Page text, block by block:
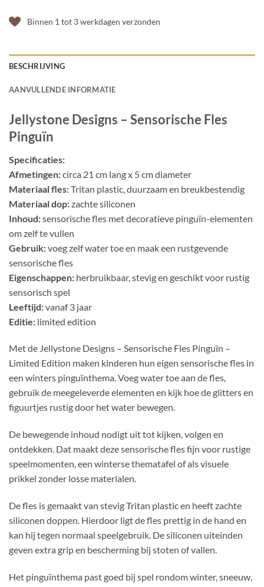
Binnen 1 tot 3 werkdagen verzonden
BESCHRIJVING
AANVULLENDE INFORMATIE
Jellystone Designs – Sensorische Fles
Pinguïn
Specificaties:
Afmetingen:circa 21 cm lang x 5 cm diameter
Materiaal fles:Tritan plastic, duurzaam en breukbestendig
Materiaal dop:zachte siliconen
Inhoud:sensorische fles met decoratieve pinguïn-elementen
om zelf te vullen
Gebruik:voeg zelf water toe en maak een rustgevende
sensorische fles
Eigenschappen: herbruikbaar, stevig en geschikt voor rustig
sensorisch spel
Leeftijd:vanaf 3 jaar
Editie: limited edition
Met de Jellystone Designs – Sensorische Fles Pinguïn –
Limited Edition maken kinderen hun eigen sensorische fles in
een winters pinguïnthema. Voeg water toe aan de fles,
gebruik de meegeleverde elementen en kijk hoe de glitters en
figuurtjes rustig door het water bewegen.
De bewegende inhoud nodigt uit tot kijken, volgen en
ontdekken. Dat maakt deze sensorische fles fijn voor rustige
speelmomenten, een winterse thematafel of als visuele
prikkel zonder losse materialen.
De fles is gemaakt van stevig Tritan plastic en heeft zachte
siliconen doppen. Hierdoor ligt de fles prettig in de hand en
kan hij tegen normaal speelgebruik. De siliconen uiteinden
geven extra grip en bescherming bij stoten of vallen.
Het pinguïnthema past goed bij spel rondom winter, sneeuw,